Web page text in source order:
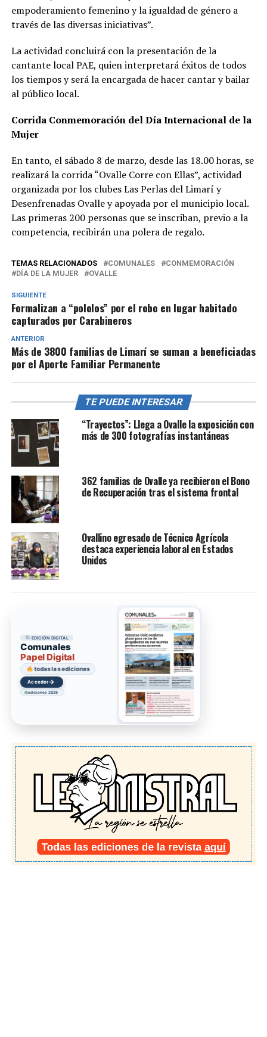
empoderamiento femenino y la igualdad de género a
través de las diversas iniciativas”.
La actividad concluirá con la presentación de la
cantante local PAE, quien interpretará éxitos de todos
los tiempos y será la encargada de hacer cantar y bailar
al público local.
Corrida Conmemoración del Día Internacional de la
Mujer
En tanto, el sábado 8 de marzo, desde las 18.00 horas, se
realizará la corrida “Ovalle Corre con Ellas”, actividad
organizada por los clubes Las Perlas del Limarí y
Desenfrenadas Ovalle y apoyada por el municipio local.
Las primeras 200 personas que se inscriban, previo a la
competencia, recibirán una polera de regalo.
TEMAS RELACIONADOS COMUNALES
CONMEMORACIÓN
DÍA DE LA MUJER
OVALLE
SIGUIENTE
Formalizan a “pololos” por el robo en lugar habitado
capturados por Carabineros
ANTERIOR
Más de 3800 familias de Limarí se suman a beneficiadas
por el Aporte Familiar Permanente
TE PUEDE INTERESAR
“Trayectos”: Llega a Ovalle la exposición con
más de 300 fotografías instantáneas
362 familias de Ovalle ya recibieron el Bono
de Recuperación tras el sistema frontal
Ovallino egresado de Técnico Agrícola
destaca experiencia laboral en Estados
Unidos
EDICIÓN DIGITAL
Comunales
Papel Digital
todas las ediciones
Acceder→
ediciones 2026